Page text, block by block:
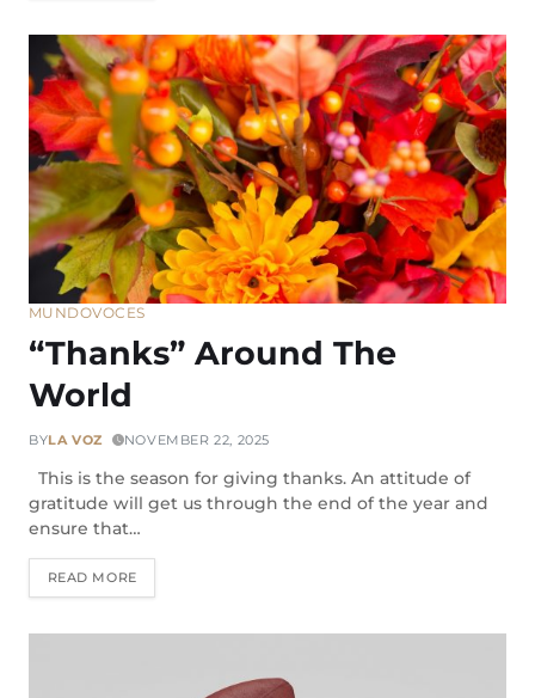
MUNDOVOCES
“Thanks” Around The
World
BYLA VOZ NOVEMBER 22, 2025
This is the season for giving thanks. An attitude of
gratitude will get us through the end of the year and
ensure that…
READ MORE